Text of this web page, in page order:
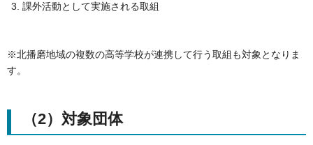
課外活動として実施される取組
※北播磨地域の複数の高等学校が連携して行う取組も対象となりま
す。
（2）対象団体